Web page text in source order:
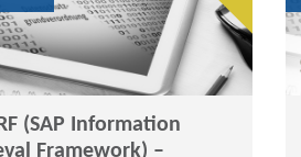
(SAP Information
Framework) –